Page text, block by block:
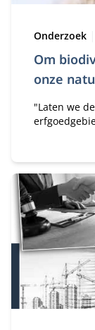
Om
onze
Type:
Onderzoek
"Laten we
van
kan